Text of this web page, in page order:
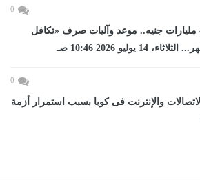
0
بميزانية تفوق 4 مليارات جنيه.. موعد وآليات صرف «تكافل
يوليو 2026 10:46 صـ
0
والإنترنت فى كوبا بسبب استمرار أزمة